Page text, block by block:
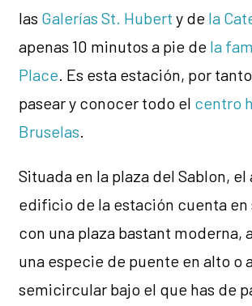
las Galerías St. Hubert y de la
apenas 10 minutos a pie de la
Place . Es esta estación, por
pasear y conocer todo el centro
Bruselas
Situada en la plaza del Sablon,
edificio de la estación cuenta en
con una plaza bastant moderna,
una especie de puente en alto o
semicircular bajo el que has de